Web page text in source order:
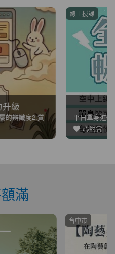
寶袋的運用
平日單身進修課程學習愛的方程式運用遠距離教學模式不管你人身在
台南會館
滿